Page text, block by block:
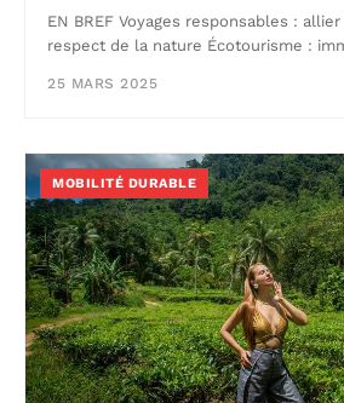
EN BREF Voyages responsables :
respect de la nature Écotourisme :
25 MARS 2025
MOBILITÉ DURABLE